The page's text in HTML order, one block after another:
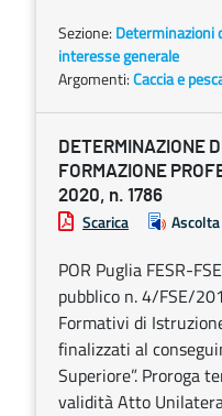
Sezione: Determinazioni
interesse generale
Argomenti:Caccia e
DETERMINAZIONE
FORMAZIONE
2020, n. 1786
Scarica Ascolta
POR Puglia FESR-
pubblico n. 4/FSE/
Formativi di
finalizzati al
Superiore”. Proroga
validità Atto